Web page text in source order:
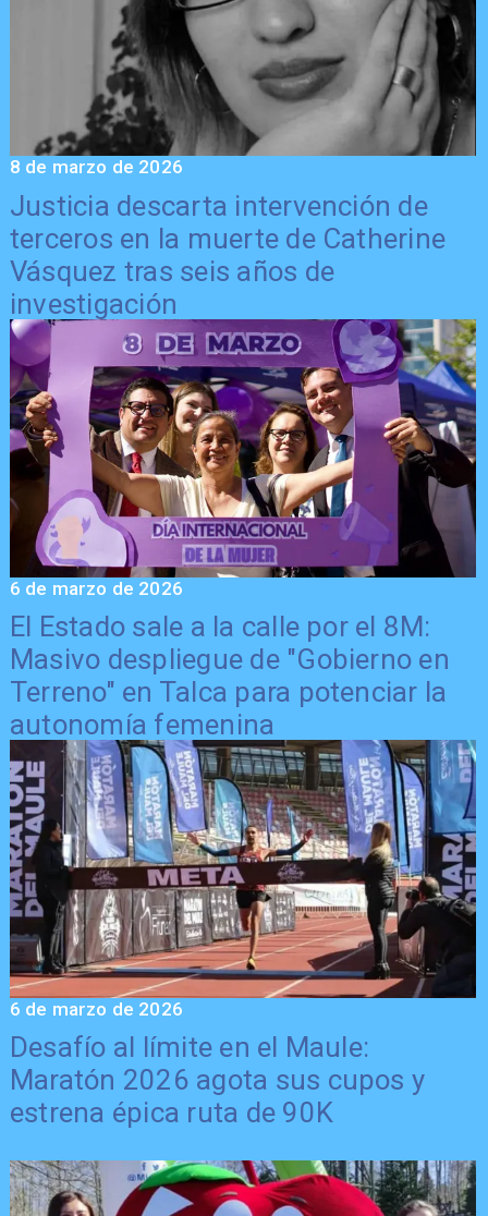
Justicia descarta intervención de
terceros en la muerte de Catherine
Vásquez tras seis años de
investigación
8 de marzo de 2026
El Estado sale a la calle por el 8M:
Masivo despliegue de "Gobierno en
Terreno" en Talca para potenciar la
autonomía femenina
6 de marzo de 2026
Desafío al límite en el Maule:
Maratón 2026 agota sus cupos y
estrena épica ruta de 90K
6 de marzo de 2026